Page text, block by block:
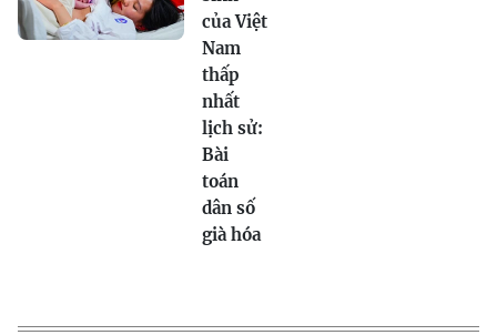
của Việt
Nam
thấp
nhất
lịch sử:
Bài
toán
dân số
già hóa